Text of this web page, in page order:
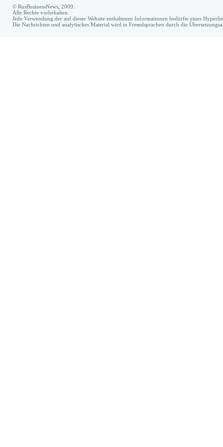
© RusBusinessNews, 2009.
Alle Rechte vorbehalten.
Jede Verwendung der auf dieser Website enthaltenen Informationen bedürfte eines
Die Nachrichten und analytisches Material wird in Fremdsprachen durch die